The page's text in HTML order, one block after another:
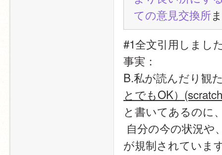
ての意見交換所
#1全文引用しまし
事実：
B.私が読んだり観
とでもOK）
と書いてあるのに
自分の今の状況や
が規制されていま